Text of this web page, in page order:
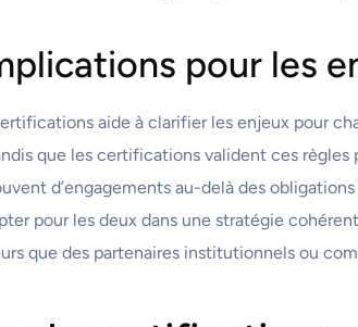
pour les
aide à clarifier les enjeux pour
que les certifications valident ces règles
d’engagements au-delà des
pour les deux dans une stratégie
que des partenaires institutionnels ou